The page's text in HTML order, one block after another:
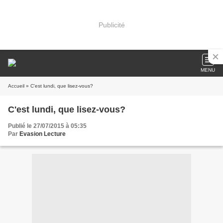
Publicité
MENU
Accueil » C'est lundi, que lisez-vous?
C'est lundi, que lisez-vous?
Publié le 27/07/2015 à 05:35
Par Evasion Lecture